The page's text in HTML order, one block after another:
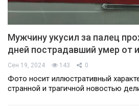
Мужчину укусил за палец
дней пострадавший умер от
Сен 19, 2024 143 0
Фото носит иллюстративный
странной и трагичной новостью